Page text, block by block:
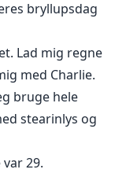
bryllupsdag
Lad mig regne
med Charlie.
bruge hele
stearinlys og
29.